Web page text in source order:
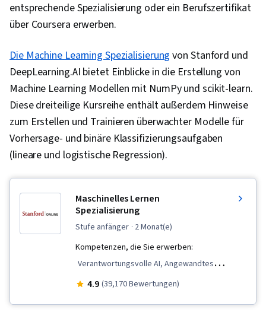
entsprechende Spezialisierung oder ein Berufszertifikat
über Coursera erwerben.
Die Machine Learning Spezialisierung von Stanford und
DeepLearning.AI bietet Einblicke in die Erstellung von
Machine Learning Modellen mit NumPy und scikit-learn.
Diese dreiteilige Kursreihe enthält außerdem Hinweise
zum Erstellen und Trainieren überwachter Modelle für
Vorhersage- und binäre Klassifizierungsaufgaben
(lineare und logistische Regression).
Maschinelles Lernen
Spezialisierung
stufe anfänger · 2 Monat(e)
Kompetenzen, die Sie erwerben:
Verantwortungsvolle AI, Angewandtes
maschinelles Lernen, Scikit Learn (Bibliothek für
4.9 (39,170 Bewertungen)